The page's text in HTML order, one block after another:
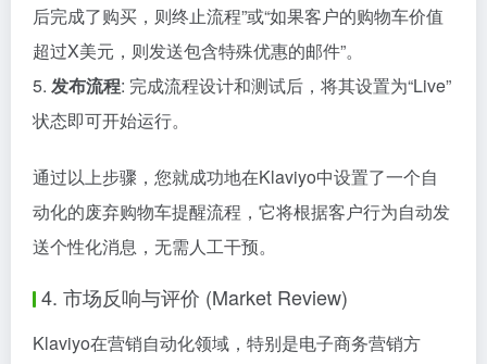
后完成了购买，则终止流程”或“如果客户的购物车价值
超过X美元，则发送包含特殊优惠的邮件”。
5. 发布流程: 完成流程设计和测试后，将其设置为“Live”
状态即可开始运行。
通过以上步骤，您就成功地在Klaviyo中设置了一个自
动化的废弃购物车提醒流程，它将根据客户行为自动发
送个性化消息，无需人工干预。
4. 市场反响与评价 (Market Review)
Klaviyo在营销自动化领域，特别是电子商务营销方